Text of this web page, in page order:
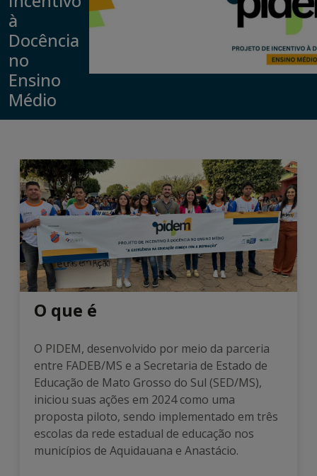
à
Docência
no
Ensino
Médio
O que é
O PIDEM, desenvolvido por meio da parceria
entre FADEB/MS e a Secretaria de Estado de
Educação de Mato Grosso do Sul (SED/MS),
iniciou suas ações em 2024 como uma
proposta piloto, sendo implementado em três
escolas da rede estadual de educação nos
municípios de Aquidauana e Anastácio.